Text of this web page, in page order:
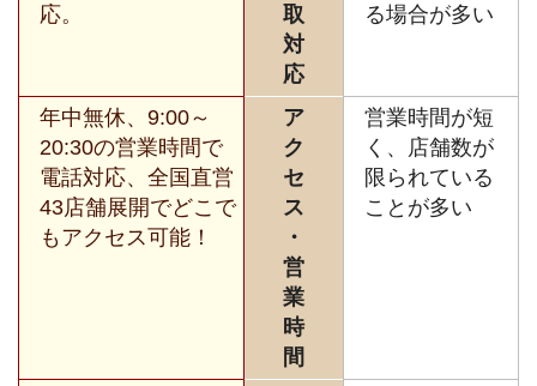
応。
取
対
応
る場合が多い
年中無休、9:00～
20:30の営業時間で
電話対応、全国直営
43店舗展開でどこで
もアクセス可能！
ア
ク
セ
ス
・
営
業
時
間
営業時間が短
く、店舗数が
限られている
ことが多い